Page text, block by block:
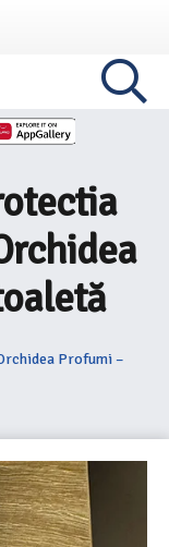
Profumi –